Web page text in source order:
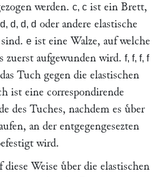
werden. c, c ist ein Brett,
d, d, d, d oder andere elastische
e ist eine Walze, auf welche
zuerst aufgewunden wird. f, f, f, f
Tuch gegen die elastischen
ist eine correspondirende
des Tuches, nachdem es uͤber
an der entgegengesezten
wird.
diese Weise uͤber die elastischen